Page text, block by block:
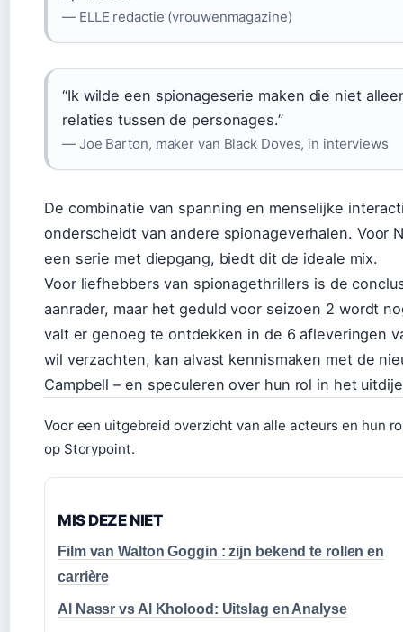
— ELLE redactie (vrouwenmagazine)
“Ik wilde een spionageserie maken die niet
relaties tussen de personages.”
— Joe Barton, maker van Black Doves, in interviews
De combinatie van spanning en menselijke
onderscheidt van andere spionageverhalen. Voor
een serie met diepgang, biedt dit de ideale mix.
Voor liefhebbers van spionagethrillers is de
aanrader, maar het geduld voor seizoen 2 wordt
valt er genoeg te ontdekken in de 6 afleveringen
wil verzachten, kan alvast kennismaken met de
Campbell – en speculeren over hun rol in het
Voor een uitgebreid overzicht van alle acteurs en hun
op Storypoint.
MIS DEZE NIET
Film van Walton Goggin : zijn bekend te rollen en
carrière
Al Nassr vs Al Kholood: Uitslag en Analyse